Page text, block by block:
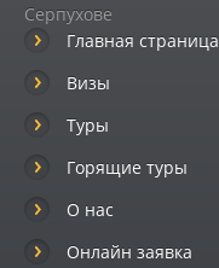
Серпухове
Главная страница
Визы
Туры
Горящие туры
О нас
Онлайн заявка